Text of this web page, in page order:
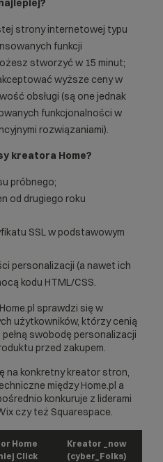
strony internetowej typu
funkcji
stworzyć w 15 minut;
wyższe ceny w
obsługi (są one jednak
funkcjonalności w
rozwiązaniami).
kreatora Home?
próbnego;
od drugiego roku
SSL w podstawowym
personalizacji (a nawet ich
kodu HTML/CSS.
sprawdzi się w
użytkowników, którzy cenią
swobodę personalizacji
przed zakupem.
na konkretny kreator stron,
między Home.pl a
konkuruje z liderami
czy też Squarespace.
Home
Click
Kreator _now
(cyber_Folks)